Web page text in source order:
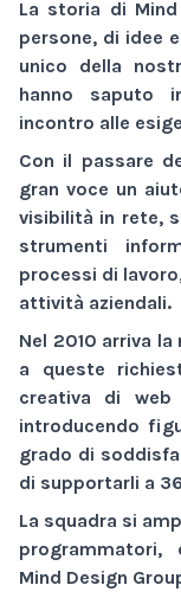
La storia di
persone, di idee
unico della
hanno saputo
incontro alle
Con il passare
gran voce un
visibilità in rete,
strumenti
processi di
attività aziendali.
Nel 2010 arriva
a queste
creativa di web
introducendo
grado di
di supportarli a
La squadra si
programmatori,
Mind Design